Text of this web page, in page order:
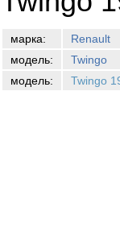
марка:
Renault
модель:
Twingo
модель:
Twingo